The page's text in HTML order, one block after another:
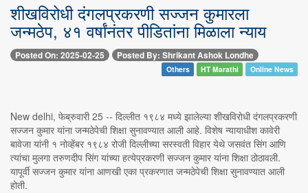
शीखविरोधी दंगलप्रकरणी सज्जन कुमारला
जन्मठेप, ४१ वर्षांनंतर पीडितांना मिळाला न्याय
Posted On: 2025-02-25 Posted By: Shrikant Ashok Londhe
Others HT Marathi Online News
New delhi, फेब्रुवारी 25 -- दिल्लीत १९८४ मध्ये झालेल्या शीखविरोधी दंगलप्रकरणी
सज्जन कुमार यांना जन्मठेपेची शिक्षा सुनावण्यात आली आहे. विशेष न्यायाधीश कावेरी
बावेजा यांनी १ नोव्हेंबर १९८४ रोजी दिल्लीच्या सरस्वती विहार येथे जसवंत सिंग आणि
त्यांचा मुलगा तरुणदीप सिंग यांच्या हत्येप्रकरणी सज्जन कुमार यांना शिक्षा ठोठावली.
यापूर्वी सज्जन कुमार यांना आणखी एका प्रकरणात जन्मठेपेची शिक्षा सुनावण्यात आली
होती.